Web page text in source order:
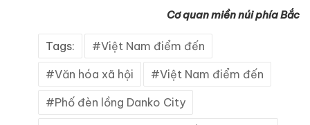
Cơ quan miền núi phía Bắc
Tags: Việt Nam điểm đến
Văn hóa xã hội Việt Nam điểm đến
Phố đèn lồng Danko City